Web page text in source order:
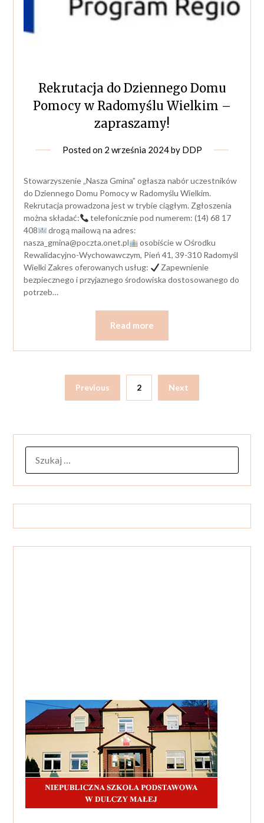
Rekrutacja do Dziennego Domu
Pomocy w Radomyślu Wielkim –
zapraszamy!
Posted on 2 września 2024by DDP
Stowarzyszenie „Nasza Gmina” ogłasza nabór uczestników
do Dziennego Domu Pomocy w Radomyślu Wielkim.
Rekrutacja prowadzona jest w trybie ciągłym. Zgłoszenia
można składać:
telefonicznie pod numerem: (14) 68 17
408
drogą mailową na adres:
nasza_gmina@poczta.onet.pl
osobiście w Ośrodku
Rewalidacyjno-Wychowawczym, Pień 41, 39-310 Radomyśl
Wielki Zakres oferowanych usług:
Zapewnienie
bezpiecznego i przyjaznego środowiska dostosowanego do
potrzeb…
Read more
Previous 2 Next